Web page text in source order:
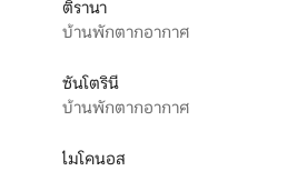
ติรานา
บ้านพักตากอากาศ
ซันโตรินี
บ้านพักตากอากาศ
ไมโคนอส